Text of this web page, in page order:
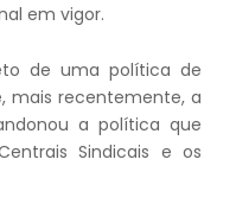
em vigor.
de uma política de
mais recentemente, a
a política que
Sindicais e os